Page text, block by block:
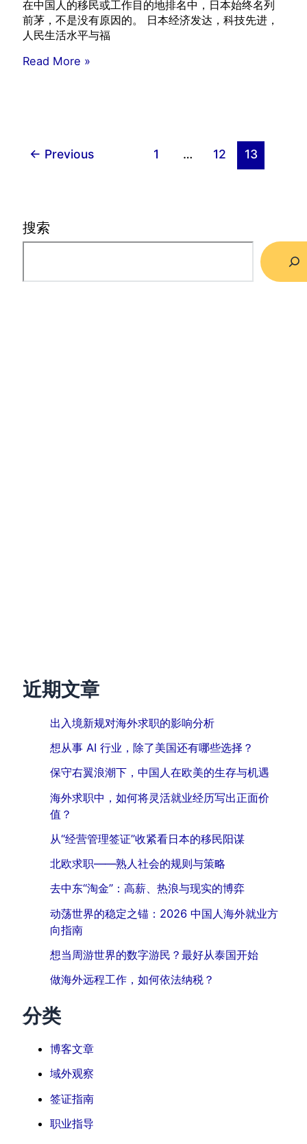
在中国人的移民或工作目的地排名中，日本始终名列
前茅，不是没有原因的。 日本经济发达，科技先进，
人民生活水平与福
日
Read More »
← Previous 1 … 12 13
搜索
近期文章
出入境新规对海外求职的影响分析
想从事 AI 行业，除了美国还有哪些选择？
保守右翼浪潮下，中国人在欧美的生存与机遇
海外求职中，如何将灵活就业经历写出正面价
值？
从“经营管理签证”收紧看日本的移民阳谋
北欧求职——熟人社会的规则与策略
去中东“淘金”：高薪、热浪与现实的博弈
动荡世界的稳定之锚：2026 中国人海外就业方
向指南
想当周游世界的数字游民？最好从泰国开始
做海外远程工作，如何依法纳税？
分类
博客文章
域外观察
签证指南
职业指导